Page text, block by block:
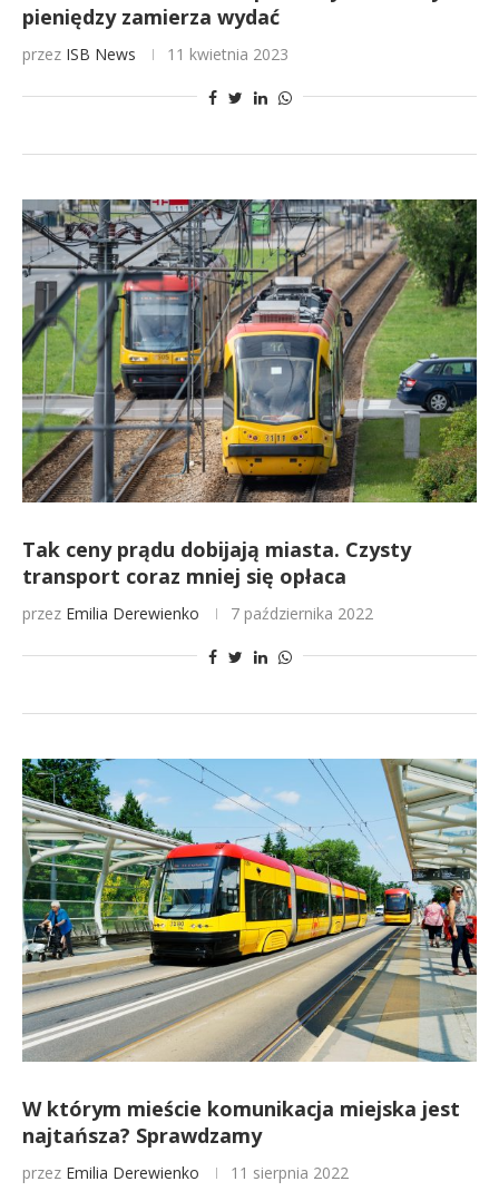
pieniędzy zamierza wydać
przez ISB News 11 kwietnia 2023
Tak ceny prądu dobijają miasta. Czysty
transport coraz mniej się opłaca
przez Emilia Derewienko 7 października 2022
W którym mieście komunikacja miejska jest
najtańsza? Sprawdzamy
przez Emilia Derewienko 11 sierpnia 2022